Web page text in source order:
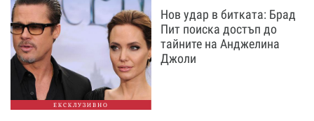
ЕКСКЛУЗИВНО
Нов удар в битката: Брад
Пит поиска достъп до
тайните на Анджелина
Джоли